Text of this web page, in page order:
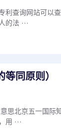
查询网站可以
法 ···
同原则）
思北京五一国际
···